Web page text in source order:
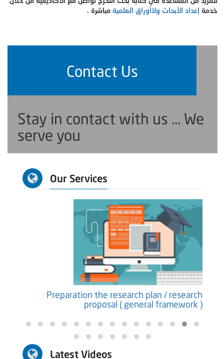
خدمة إعداد الأبحاث ولاأوراق العلمية مباشرة .
Contact Us
Stay in contact with us ... We
serve you
Our Services
Preparation the research plan / research
proposal ( general framework )
Latest Videos